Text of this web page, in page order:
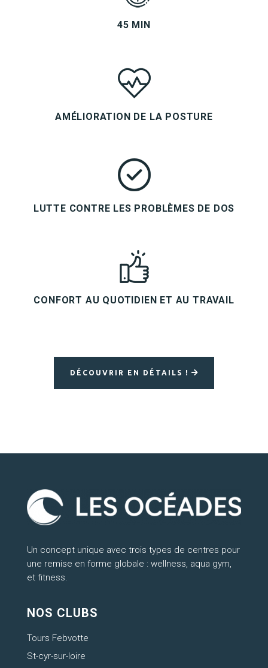
45 MIN
AMÉLIORATION DE LA POSTURE
LUTTE CONTRE LES PROBLÈMES DE DOS
CONFORT AU QUOTIDIEN ET AU TRAVAIL
DÉCOUVRIR EN DÉTAILS !
Un concept unique avec trois types de centres pour
une remise en forme globale : wellness, aqua gym,
et fitness.
NOS CLUBS
Tours Febvotte
St-cyr-sur-loire